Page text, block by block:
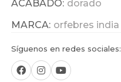
ACABADO: dorado
MARCA: orfebres india
Síguenos en redes sociales: